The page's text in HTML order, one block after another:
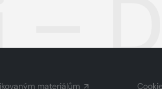
materiálům